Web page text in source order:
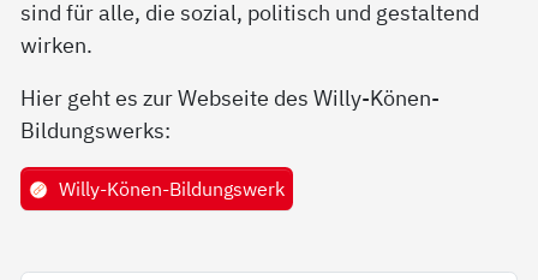
sind für alle, die sozial, politisch und gestaltend
wirken.
Hier geht es zur Webseite des Willy-Könen-
Bildungswerks:
Willy-Könen-Bildungswerk